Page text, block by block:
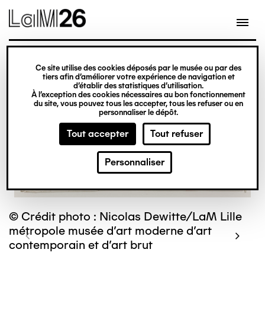
Gestion des cookies
Ce site utilise des cookies déposés par le musée ou par des
tiers afin d’améliorer votre expérience de navigation et
d’établir des statistiques d’utilisation.
À l’exception des cookies nécessaires au bon fonctionnement
du site, vous pouvez tous les accepter, tous les refuser ou en
personnaliser le dépôt.
Tout accepter Tout refuser
Personnaliser
contenu
© Crédit photo : Nicolas Dewitte/LaM Lille
métropole musée d’art moderne d’art
contemporain et d’art brut